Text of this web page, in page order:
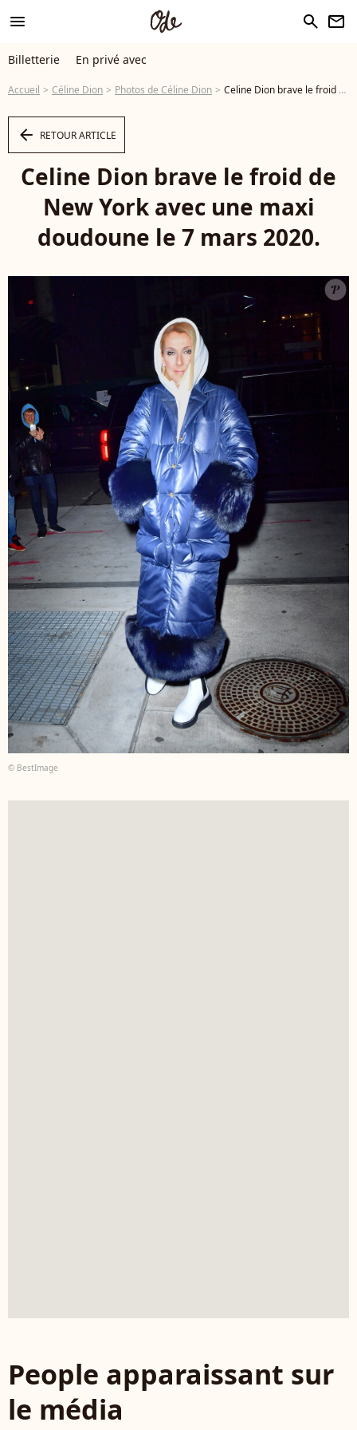
menu search newsletter
Billetterie En privé avec
Accueil Céline Dion Photos de Céline Dion Celine Dion brave le froid de New York avec une maxi doudoune le 7 mars 2020. - Photo
arrow_left RETOUR ARTICLE
Celine Dion brave le froid de
New York avec une maxi
doudoune le 7 mars 2020.
© BestImage
People apparaissant sur
le média